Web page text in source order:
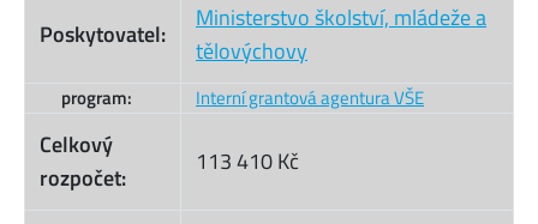
Poskytovatel:
Ministerstvo školství, mládeže a
tělovýchovy
program: Interní grantová agentura VŠE
Celkový
rozpočet:
113 410 Kč